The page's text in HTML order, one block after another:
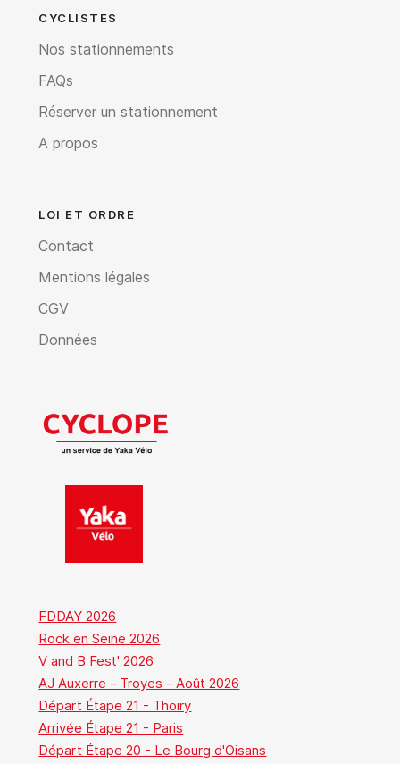
CYCLISTES
Nos stationnements
FAQs
Réserver un stationnement
A propos
LOI ET ORDRE
Contact
Mentions légales
CGV
Données
FDDAY 2026
Rock en Seine 2026
V and B Fest' 2026
AJ Auxerre - Troyes - Août 2026
Départ Étape 21 - Thoiry
Arrivée Étape 21 - Paris
Départ Étape 20 - Le Bourg d'Oisans